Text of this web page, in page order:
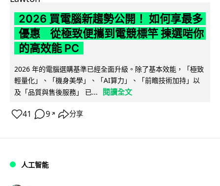
2026 買電腦新趨勢公開！ 如何享最多
優惠 從極致便攜到電競標竿 揀選啱你
的高效能 PC
2026 年的電腦選購基準已經全面升級。除了基本效能，「極致
輕量化」、「機身美學」、「AI算力」、「前瞻技術加持」以
及「品質與售後服務」 已...
閱讀全文
41 9 ↗ 分享
人工智能